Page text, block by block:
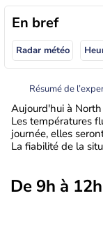
En bref
Radar météo
Résumé de
Aujourd'hui à
Les températures
journée, elles
La fiabilité de la
De 9h à 12h